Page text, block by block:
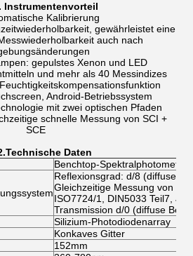
Instrumentenvorteil
Kalibrierung
gewährleistet eine
auch nach
gepulstes Xenon und LED
und mehr als 40 Messindizes
Android-Betriebssystem
mit zwei optischen Pfaden
schnelle Messung von SCI +
SCE
.Technische Daten
Benchtop-Spektralphotometer
Reflexionsgrad: d/8 (diffuse
Gleichzeitige Messung von
ISO7724/1, DIN5033 Teil7,
Transmission d/0 (diffuse
Silizium-Photodiodenarray
Konkaves Gitter
152mm